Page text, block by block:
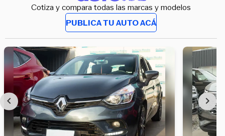
Cotiza y compara todas las marcas y modelos
PUBLICA TU AUTO ACÁ